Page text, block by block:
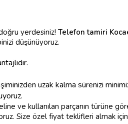
yerdesiniz! Telefon tamiri
düşünüyoruz.
uzak kalma sürenizi
ve kullanılan parçanın türüne
Size özel fiyat teklifleri almak